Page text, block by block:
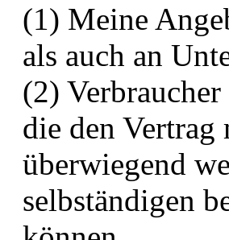
(1) Meine
als auch an
(2)
die den
überwiegend
selbständigen